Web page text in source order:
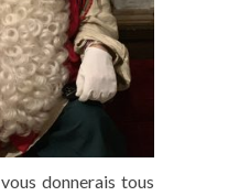
donnerais tous